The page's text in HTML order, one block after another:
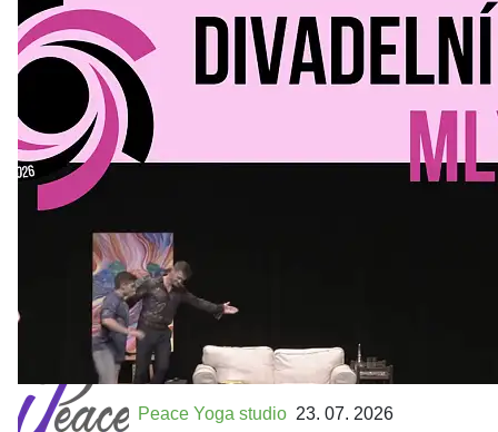
Divadelní Mlýn 30. 07. 2026
Kultura a volný čas
Divadelní mlýn. 15. až 18. října KD
MLEJN. Vstupenky již v prodeji.
Přijďte na přátelský festival divadla a inspirace 15. až 18.
října 2026 Vstupenky již v prodeji na GOOUT -
https://divadelnimlyn.cz/vstupenky Představ si čtyři dny
Peace Yoga studio 23. 07. 2026